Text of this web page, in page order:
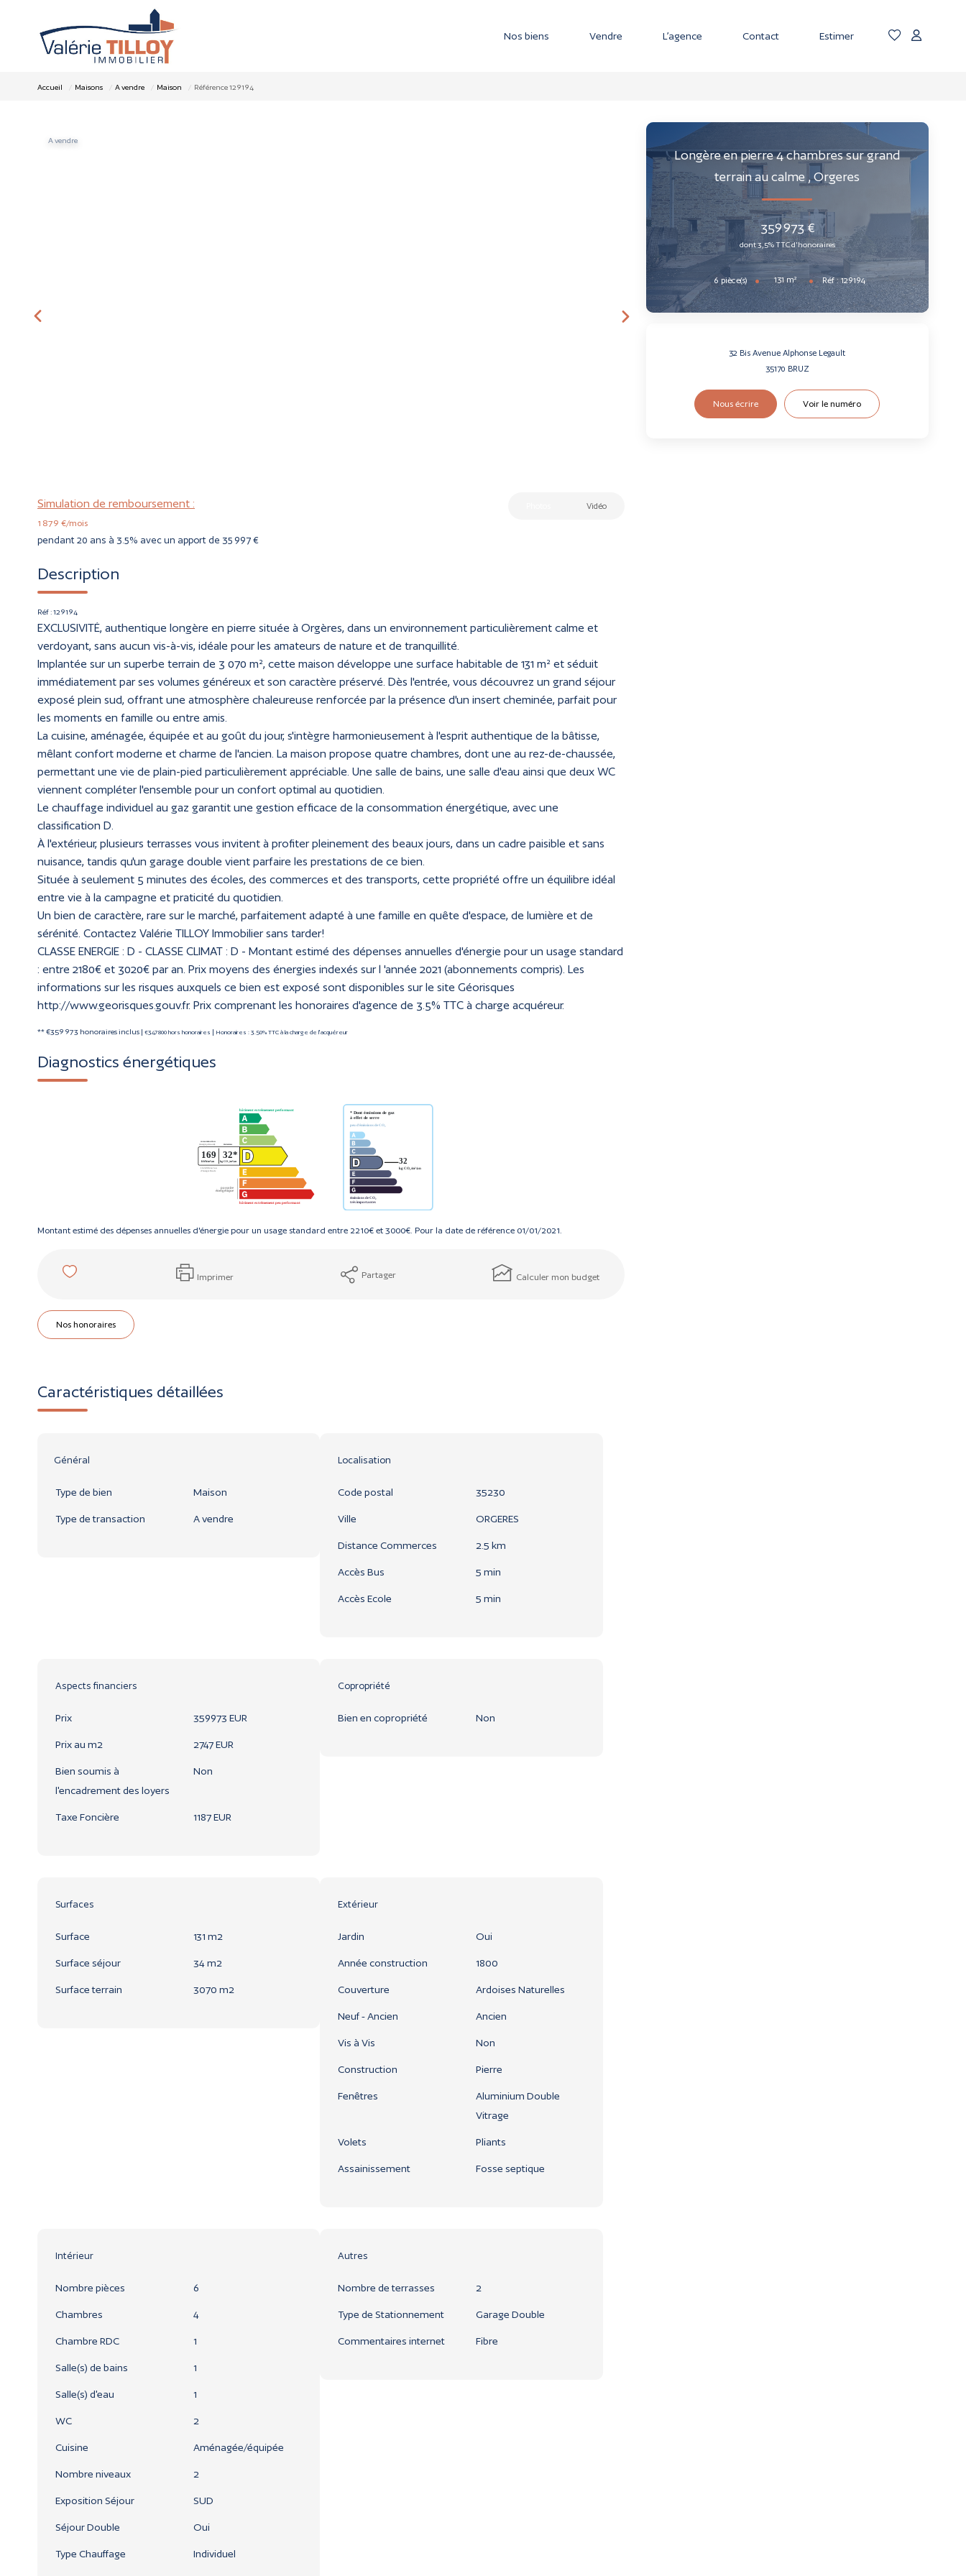
Nos biens Vendre L’agence Contact Estimer
Accueil Maisons A vendre Maison Référence 129194
A vendre
Simulation de remboursement :
1 879 €/mois
pendant 20 ans à 3.5% avec un apport de 35 997 €
Vidéo
Description
Réf : 129194
EXCLUSIVITÉ, authentique longère en pierre située à Orgères, dans un environnement particulièrement calme et
verdoyant, sans aucun vis-à-vis, idéale pour les amateurs de nature et de tranquillité.
Implantée sur un superbe terrain de 3 070 m², cette maison développe une surface habitable de 131 m² et séduit
immédiatement par ses volumes généreux et son caractère préservé. Dès l'entrée, vous découvrez un grand séjour
exposé plein sud, offrant une atmosphère chaleureuse renforcée par la présence d'un insert cheminée, parfait pour
les moments en famille ou entre amis.
La cuisine, aménagée, équipée et au goût du jour, s'intègre harmonieusement à l'esprit authentique de la bâtisse,
mêlant confort moderne et charme de l'ancien. La maison propose quatre chambres, dont une au rez-de-chaussée,
permettant une vie de plain-pied particulièrement appréciable. Une salle de bains, une salle d'eau ainsi que deux WC
viennent compléter l'ensemble pour un confort optimal au quotidien.
Le chauffage individuel au gaz garantit une gestion efficace de la consommation énergétique, avec une
classification D.
À l'extérieur, plusieurs terrasses vous invitent à profiter pleinement des beaux jours, dans un cadre paisible et sans
nuisance, tandis qu'un garage double vient parfaire les prestations de ce bien.
Située à seulement 5 minutes des écoles, des commerces et des transports, cette propriété offre un équilibre idéal
entre vie à la campagne et praticité du quotidien.
Un bien de caractère, rare sur le marché, parfaitement adapté à une famille en quête d'espace, de lumière et de
sérénité. Contactez Valérie TILLOY Immobilier sans tarder!
CLASSE ENERGIE : D - CLASSE CLIMAT : D - Montant estimé des dépenses annuelles d'énergie pour un usage standard
: entre 2180€ et 3020€ par an. Prix moyens des énergies indexés sur l 'année 2021 (abonnements compris). Les
informations sur les risques auxquels ce bien est exposé sont disponibles sur le site Géorisques
http://www.georisques.gouv.fr. Prix comprenant les honoraires d'agence de 3.5% TTC à charge acquéreur.
** €359 973 honoraires inclus | €347 800 hors honoraires | Honoraires : 3.50% TTC à la charge de l'acquéreur
Diagnostics énergétiques
Montant estimé des dépenses annuelles d'énergie pour un usage standard entre 2210€ et 3000€. Pour la date de référence 01/01/2021.
Imprimer Partager Calculer mon budget
Nos honoraires
Caractéristiques détaillées
Général
Type de bien Maison
Type de transaction A vendre
Localisation
Code postal 35230
Ville ORGERES
Distance Commerces 2.5 km
Accès Bus 5 min
Accès Ecole 5 min
Aspects financiers
Prix 359973 EUR
Prix au m2 2747 EUR
Bien soumis à
l'encadrement des loyers
Non
Taxe Foncière 1187 EUR
Copropriété
Bien en copropriété Non
Surfaces
Surface 131 m2
Surface séjour 34 m2
Surface terrain 3070 m2
Extérieur
Jardin Oui
Année construction 1800
Couverture Ardoises Naturelles
Neuf - Ancien Ancien
Vis à Vis Non
Construction Pierre
Fenêtres
Aluminium Double
Vitrage
Volets Pliants
Assainissement Fosse septique
Intérieur
Nombre pièces 6
Chambres 4
Chambre RDC 1
Salle(s) de bains 1
Salle(s) d'eau 1
WC 2
Cuisine Aménagée/équipée
Nombre niveaux 2
Exposition Séjour SUD
Séjour Double Oui
Type Chauffage Individuel
Autres
Nombre de terrasses 2
Type de Stationnement Garage Double
Commentaires internet Fibre
Longère en pierre 4 chambres sur grand
terrain au calme ,Orgeres
359 973 €
dont 3,5% TTC d'honoraires
6 pièce(s) 131 m² Réf :129194
32 Bis Avenue Alphonse Legault
35170 BRUZ
Nous écrire Voir le numéro